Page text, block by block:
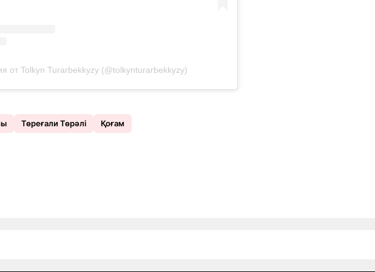
от Tolkyn Turarbekkyzy (@tolkynturarbekkyzy)
Төреғали Төрәлі Қоғам